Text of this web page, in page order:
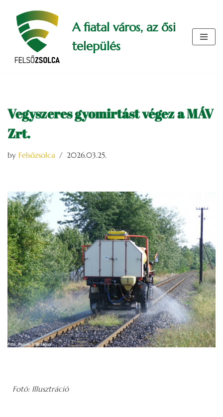
Skip
content
A fiatal város, az ősi
település
Vegyszeres gyomirtást végez a MÁV
Zrt.
by Felsőzsolca 2026.03.25.
Fotó: Illusztráció